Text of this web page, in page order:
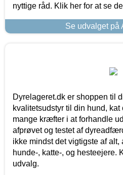
nyttige råd. Klik her for at se
Se udvalget på
Dyrelageret.dk er shoppen til
kvalitetsudstyr til din hund,
mange kræfter i at forhandle
afprøvet og testet af
ikke mindst det vigtigste af alt,
hunde-, katte-, og hesteejere.
udvalg.